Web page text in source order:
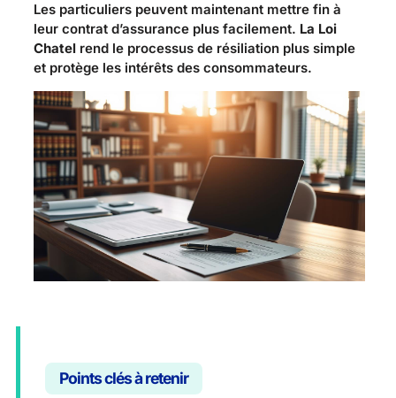
Les particuliers peuvent maintenant mettre fin à
leur contrat d’assurance plus facilement. La Loi
Chatel rend le processus de résiliation plus simple
et protège les intérêts des consommateurs.
Points clés à retenir